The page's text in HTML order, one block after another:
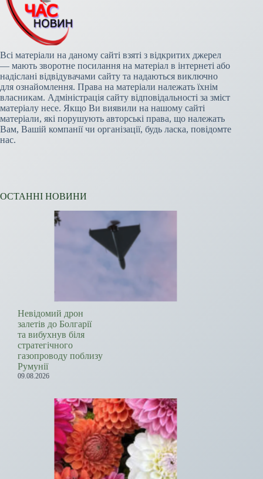
Всі матеріали на даному сайті взяті з відкритих джерел
— мають зворотне посилання на матеріал в інтернеті або
надіслані відвідувачами сайту та надаються виключно
для ознайомлення. Права на матеріали належать їхнім
власникам. Адміністрація сайту відповідальності за зміст
матеріалу несе. Якщо Ви виявили на нашому сайті
матеріали, які порушують авторські права, що належать
Вам, Вашій компанії чи організації, будь ласка, повідомте
нас.
ОСТАННІ НОВИНИ
Невідомий дрон
залетів до Болгарії
та вибухнув біля
стратегічного
газопроводу поблизу
Румунії
09.08.2026